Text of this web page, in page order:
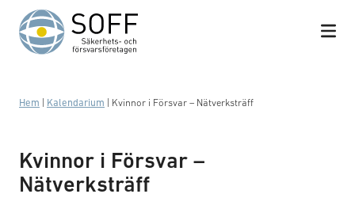
Hoppa till innehåll
Hem Kalendarium Kvinnor i Försvar – Nätverksträff
Kvinnor i Försvar –
Nätverksträff